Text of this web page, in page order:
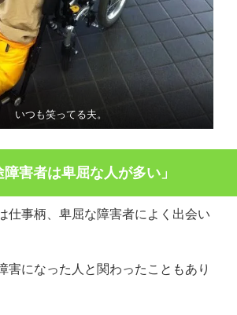
いつも笑ってる夫。
害者は卑屈な人が多い」
仕事柄、卑屈な障害者によく出会い
害になった人と関わったこともあり